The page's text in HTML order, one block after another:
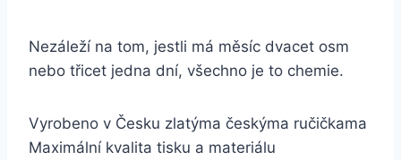
Nezáleží na tom, jestli má měsíc dvacet osm
nebo třicet jedna dní, všechno je to chemie.
Vyrobeno v Česku zlatýma českýma ručičkama
Maximální kvalita tisku a materiálu